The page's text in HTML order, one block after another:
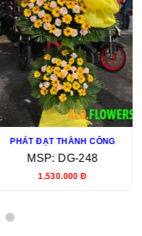
PHÁT ĐẠT THÀNH CÔNG
MSP: DG-248
1.530.000 Đ